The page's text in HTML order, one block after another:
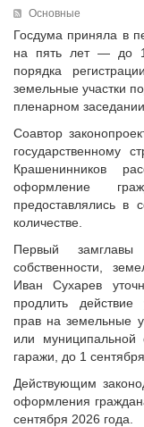
ПОЗДРАВЛЕНИЯ
Ревизионная
Палаты Совета
Комитеты Совета
Правление
Партнеры Совета
Полезные ссылки
Контактная
НОВОСТИ
СМИ о нас
МЕТОДИЧЕСКИЙ
Опыт регионов
Методические
Опыт
Судебная практика
Основные
Госдума приняла в
на пять лет — до
порядка
земельные участки
пленарном
Соавтор
государственному
Крашенинников
оформление
предоставлялись в
количестве.
Первый
собственности,
Иван Сухарев
продлить
прав на земельные
или муниципальной
гаражи, до 1
Действующим
оформления
сентября 2026 года.